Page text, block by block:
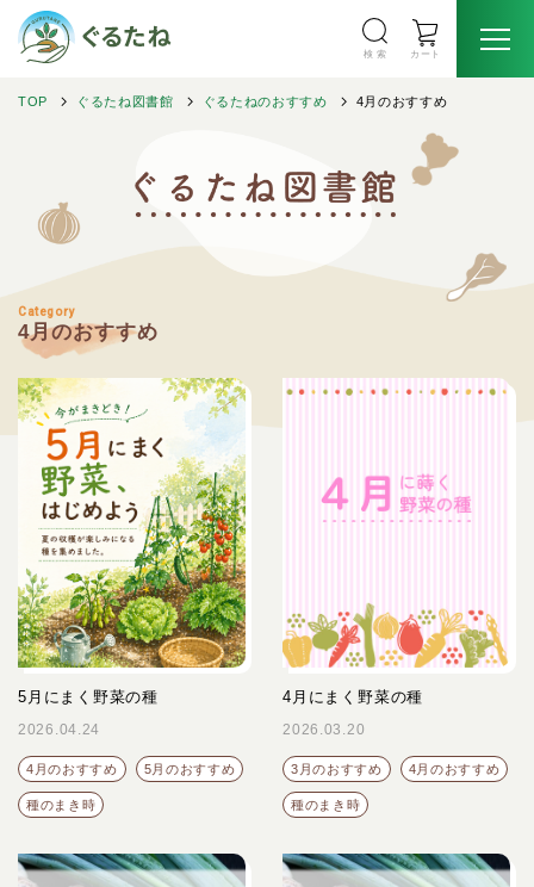
検 索 カート
TOP ぐるたね図書館 ぐるたねのおすすめ 4月のおすすめ
Category
4月のおすすめ
5月にまく野菜の種
2026.04.24
4月のおすすめ 5月のおすすめ
種のまき時
4月にまく野菜の種
2026.03.20
3月のおすすめ 4月のおすすめ
種のまき時